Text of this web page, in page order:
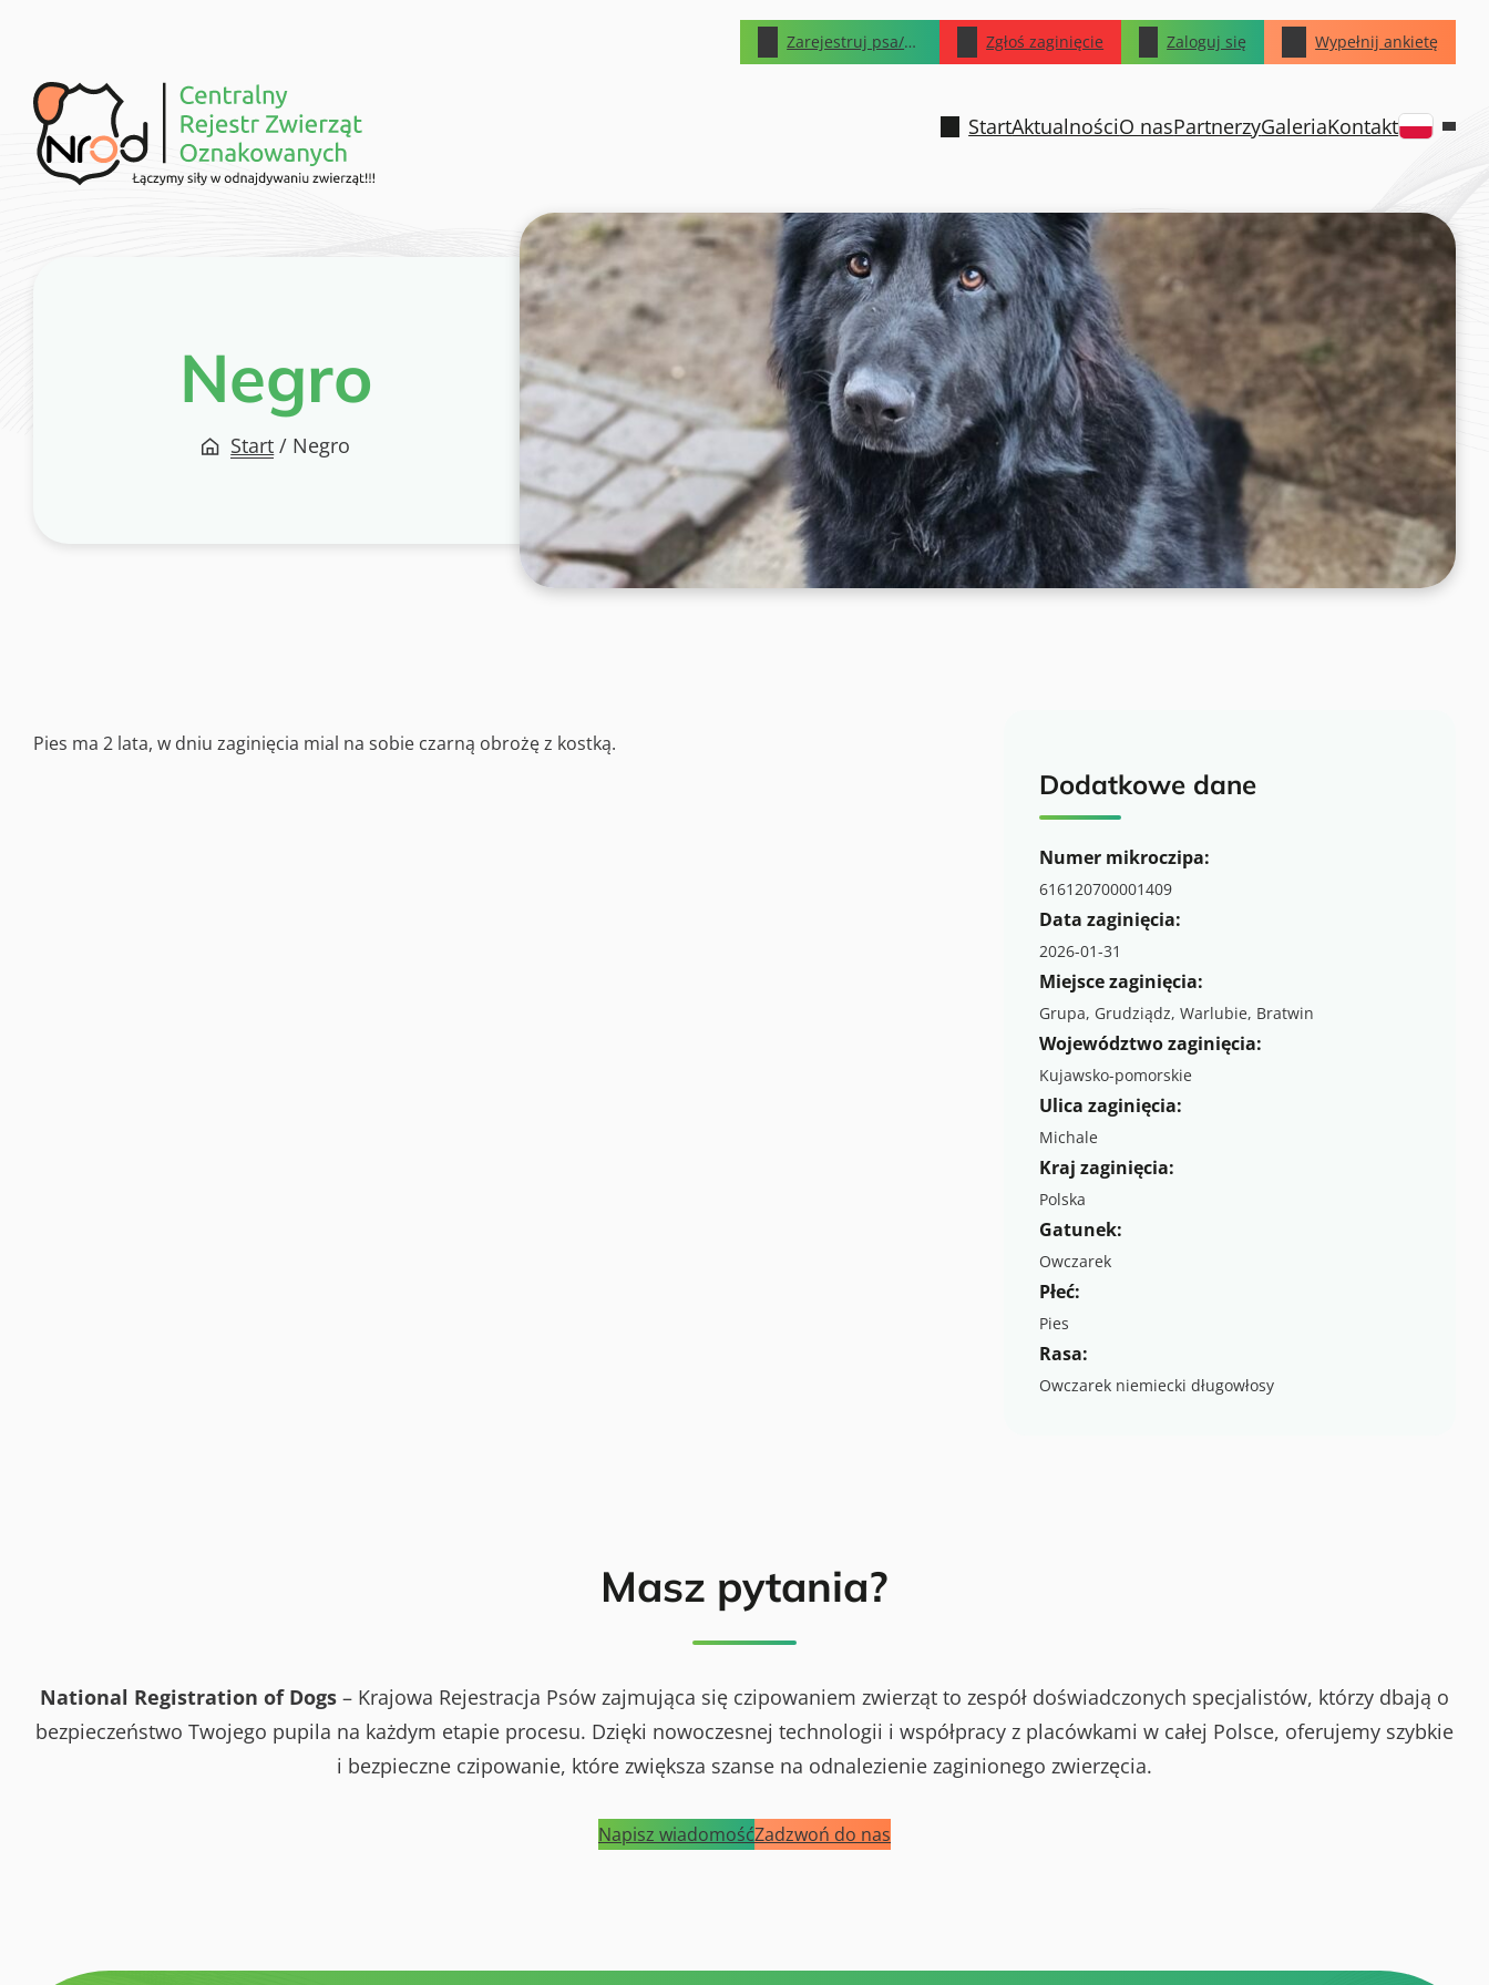
Zarejestruj psa/kota Zgłoś zaginięcie Zaloguj się Wypełnij ankietę
StartAktualnościO nasPartnerzyGaleriaKontakt
Negro
Start / Negro
Pies ma 2 lata, w dniu zaginięcia mial na sobie czarną obrożę z kostką.
Dodatkowe dane
Numer mikroczipa:
616120700001409
Data zaginięcia:
2026-01-31
Miejsce zaginięcia:
Grupa, Grudziądz, Warlubie, Bratwin
Województwo zaginięcia:
Kujawsko-pomorskie
Ulica zaginięcia:
Michale
Kraj zaginięcia:
Polska
Gatunek:
Owczarek
Płeć:
Pies
Rasa:
Owczarek niemiecki długowłosy
Masz pytania?
National Registration of Dogs – Krajowa Rejestracja Psów zajmująca się czipowaniem zwierząt to zespół doświadczonych specjalistów, którzy dbają o
bezpieczeństwo Twojego pupila na każdym etapie procesu. Dzięki nowoczesnej technologii i współpracy z placówkami w całej Polsce, oferujemy szybkie
i bezpieczne czipowanie, które zwiększa szanse na odnalezienie zaginionego zwierzęcia.
Napisz wiadomośćZadzwoń do nas